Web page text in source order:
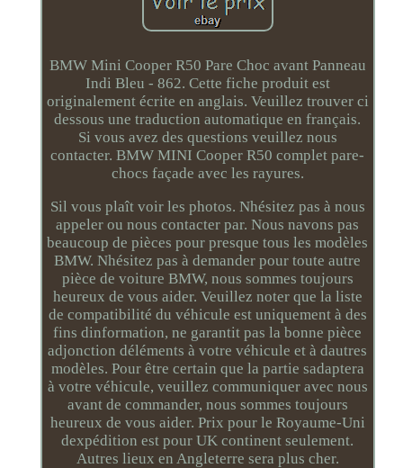
BMW Mini Cooper R50 Pare Choc avant Panneau
Indi Bleu - 862. Cette fiche produit est
originalement écrite en anglais. Veuillez trouver ci
dessous une traduction automatique en français.
Si vous avez des questions veuillez nous
contacter. BMW MINI Cooper R50 complet pare-
chocs façade avec les rayures.
Sil vous plaît voir les photos. Nhésitez pas à nous
appeler ou nous contacter par. Nous navons pas
beaucoup de pièces pour presque tous les modèles
BMW. Nhésitez pas à demander pour toute autre
pièce de voiture BMW, nous sommes toujours
heureux de vous aider. Veuillez noter que la liste
de compatibilité du véhicule est uniquement à des
fins dinformation, ne garantit pas la bonne pièce
adjonction déléments à votre véhicule et à dautres
modèles. Pour être certain que la partie sadaptera
à votre véhicule, veuillez communiquer avec nous
avant de commander, nous sommes toujours
heureux de vous aider. Prix pour le Royaume-Uni
dexpédition est pour UK continent seulement.
Autres lieux en Angleterre sera plus cher.